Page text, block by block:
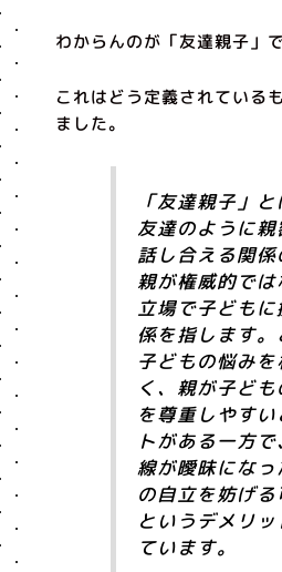
わからんのが「友達親子」で
これはどう定義されている
ました。
「友達親子」
友達のように
話し合える関係
親が権威的で
立場で子ども
係を指します。
子どもの悩み
く、親が子ど
を尊重しやす
トがある一方
線が曖昧にな
の自立を妨げ
というデメリ
ています。